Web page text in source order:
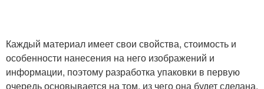
Каждый материал имеет свои свойства, стоимость и
особенности нанесения на него изображений и
информации, поэтому разработка упаковки в первую
очередь основывается на том, из чего она будет сделана.